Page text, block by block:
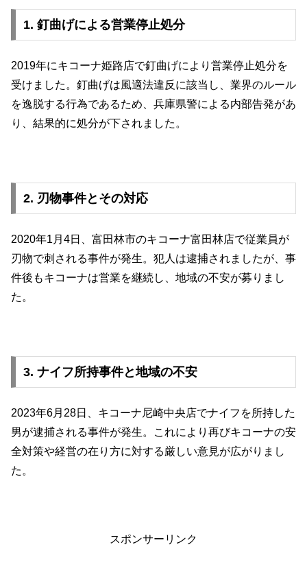
1. 釘曲げによる営業停止処分
2019年にキコーナ姫路店で釘曲げにより営業停止処分を
受けました。釘曲げは風適法違反に該当し、業界のルール
を逸脱する行為であるため、兵庫県警による内部告発があ
り、結果的に処分が下されました。
2. 刃物事件とその対応
2020年1月4日、富田林市のキコーナ富田林店で従業員が
刃物で刺される事件が発生。犯人は逮捕されましたが、事
件後もキコーナは営業を継続し、地域の不安が募りまし
た。
3. ナイフ所持事件と地域の不安
2023年6月28日、キコーナ尼崎中央店でナイフを所持した
男が逮捕される事件が発生。これにより再びキコーナの安
全対策や経営の在り方に対する厳しい意見が広がりまし
た。
スポンサーリンク